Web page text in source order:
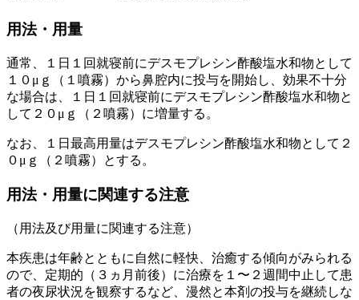
用法・用量
通常、１日１回就寝前にデスモプレシン酢酸塩水和物として
１０μｇ（１噴霧）から鼻腔内に投与を開始し、効果不十分
な場合は、１日１回就寝前にデスモプレシン酢酸塩水和物と
して２０μｇ（２噴霧）に増量する。
なお、１日最高用量はデスモプレシン酢酸塩水和物として２
０μｇ（２噴霧）とする。
用法・用量に関連する注意
（用法及び用量に関連する注意）
本疾患は年齢とともに自然に軽快、治癒する傾向がみられる
ので、定期的（３ヵ月前後）に治療を１〜２週間中止して患
者の夜尿状況を観察するなど、漫然と本剤の投与を継続しな